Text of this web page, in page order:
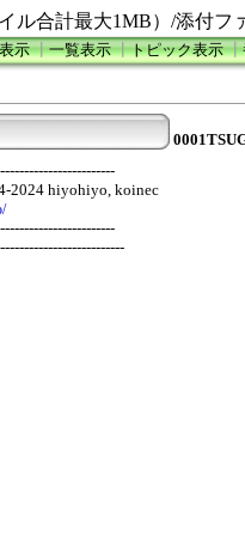
ル合計最大1MB）/添付フ
示┃一覧表示┃トピック表示┃
2024 hiyohiyo, koinec